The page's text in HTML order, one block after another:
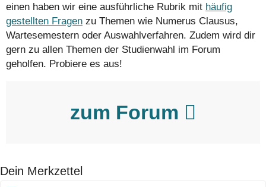
einen haben wir eine ausführliche Rubrik mit häufig
gestellten Fragen zu Themen wie Numerus Clausus,
Wartesemestern oder Auswahlverfahren. Zudem wird dir
gern zu allen Themen der Studienwahl im Forum
geholfen. Probiere es aus!
zum Forum
Dein Merkzettel